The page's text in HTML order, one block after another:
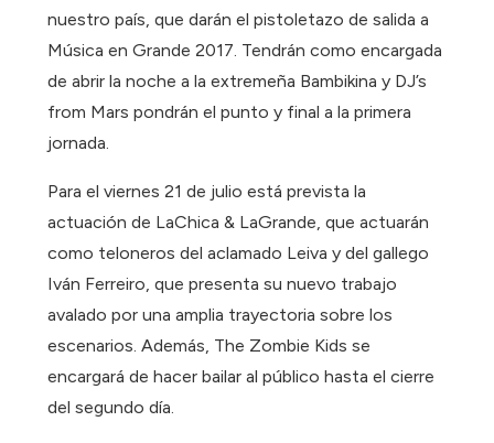
nuestro país, que darán el pistoletazo de salida a
Música en Grande 2017. Tendrán como encargada
de abrir la noche a la extremeña Bambikina y DJ’s
from Mars pondrán el punto y final a la primera
jornada.
Para el viernes 21 de julio está prevista la
actuación de LaChica & LaGrande, que actuarán
como teloneros del aclamado Leiva y del gallego
Iván Ferreiro, que presenta su nuevo trabajo
avalado por una amplia trayectoria sobre los
escenarios. Además, The Zombie Kids se
encargará de hacer bailar al público hasta el cierre
del segundo día.